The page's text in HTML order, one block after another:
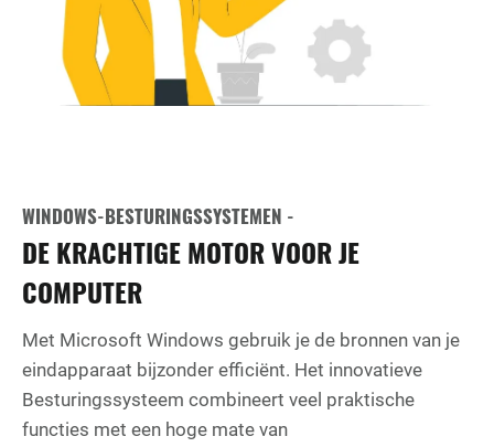
WINDOWS-BESTURINGSSYSTEMEN -
DE KRACHTIGE MOTOR VOOR JE
COMPUTER
Met Microsoft Windows gebruik je de bronnen van je
eindapparaat bijzonder efficiënt. Het innovatieve
Besturingssysteem combineert veel praktische
functies met een hoge mate van